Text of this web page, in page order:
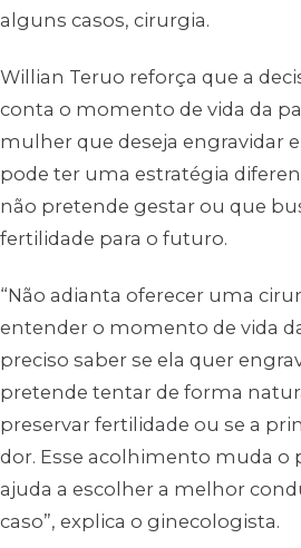
alguns casos, cirurgia.
Willian Teruo reforça que a
conta o momento de vida da
mulher que deseja engravidar
pode ter uma estratégia
não pretende gestar ou que
fertilidade para o futuro.
“Não adianta oferecer uma
entender o momento de vida
preciso saber se ela quer
pretende tentar de forma
preservar fertilidade ou se a
dor. Esse acolhimento muda o
ajuda a escolher a melhor
caso”, explica o ginecologista.